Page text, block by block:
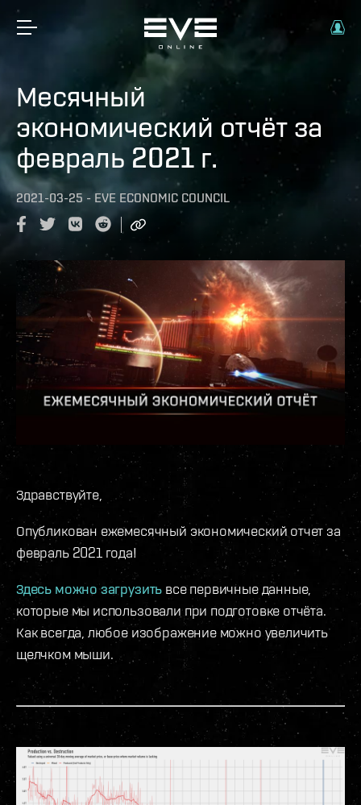
Месячный
экономический отчёт за
февраль 2021 г.
2021-03-25 - EVE ECONOMIC COUNCIL
Здравствуйте,
Опубликован ежемесячный экономический отчет за
февраль 2021 года!
Здесь можно загрузить все первичные данные,
которые мы использовали при подготовке отчёта.
Как всегда, любое изображение можно увеличить
щелчком мыши.